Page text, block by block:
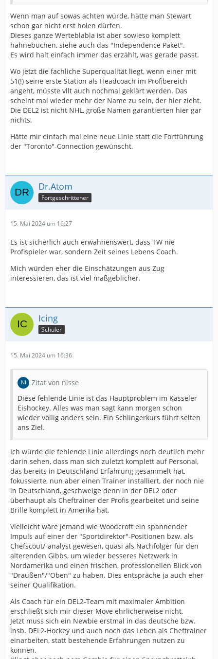
Wenn man auf sowas achten würde, hätte man Stewart
schon gar nicht erst holen dürfen.
Dieses ganze Werteblabla ist aber sowieso komplett
hahnebüchen, siehe auch das "Independence Paket".
Es wird halt einfach immer das erzählt, was gerade passt.
Wo jetzt die fachliche Superqualität liegt, wenn einer mit
51(!) seine erste Station als Headcoach im Profibereich
angeht, müsste vllt auch nochmal geklärt werden. Das
scheint mal wieder mehr der Name zu sein, der hier zieht.
Die DEL2 ist nicht NHL, große Namen garantierten hier gar
nichts.
Hätte mir einfach mal eine neue Linie statt die Fortführung
der "Toronto"-Connection gewünscht.
Dr.Atom
Fortgeschrittener
15. Mai 2024 um 16:27
Es ist sicherlich auch erwähnenswert, dass TW nie
Profispieler war, sondern Zeit seines Lebens Coach.
Mich würden eher die Einschätzungen aus Zug
interessieren, das ist viel maßgeblicher.
Icing
Schüler
15. Mai 2024 um 16:36
Zitat von nisse
Diese fehlende Linie ist das Hauptproblem im Kasseler
Eishockey. Alles was man sagt kann morgen schon
wieder völlig anders sein. Ein Schlingerkurs führt selten
ans Ziel.
Ich würde die fehlende Linie allerdings noch deutlich mehr
darin sehen, dass man sich zuletzt komplett auf Personal,
das bereits in Deutschland Erfahrung gesammelt hat,
fokussierte, nun aber einen Trainer installiert, der noch nie
in Deutschland, geschweige denn in der DEL2 oder
überhaupt als Cheftrainer der Profis gearbeitet und seine
Brille komplett in Amerika hat.
Vielleicht wäre jemand wie Woodcroft ein spannender
Impuls auf einer der "Sportdirektor"-Positionen bzw. als
Chefscout/-analyst gewesen, quasi als Nachfolger für den
alterenden Gibbs, um wieder besseres Netzwerk in
Nordamerika und einen frischen, professionellen Blick von
"Draußen"/"Oben" zu haben. Dies entspräche ja auch eher
seiner Qualifikation.
Als Coach für ein DEL2-Team mit maximaler Ambition
erschließt sich mir dieser Move ehrlicherweise nicht.
Jetzt muss sich ein Newbie erstmal in das deutsche bzw.
insb. DEL2-Hockey und auch noch das Leben als Cheftrainer
einarbeiten, statt bestehende Erfahrungen nutzen zu
können.